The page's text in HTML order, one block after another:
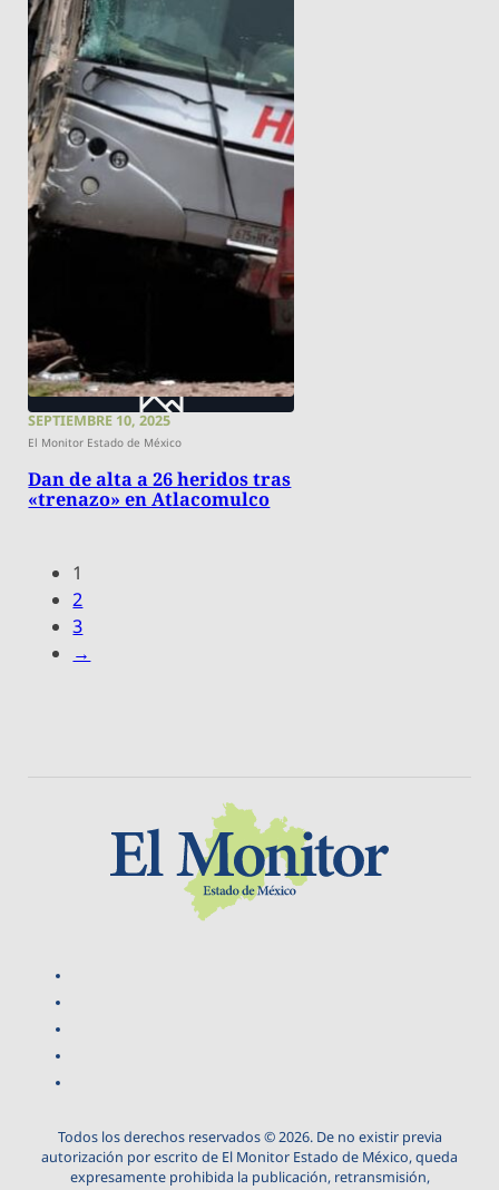
SEPTIEMBRE 10, 2025
El Monitor Estado de México
Dan de alta a 26 heridos tras
«trenazo» en Atlacomulco
1
2
3
→
Todos los derechos reservados © 2026. De no existir previa
autorización por escrito de El Monitor Estado de México, queda
expresamente prohibida la publicación, retransmisión,